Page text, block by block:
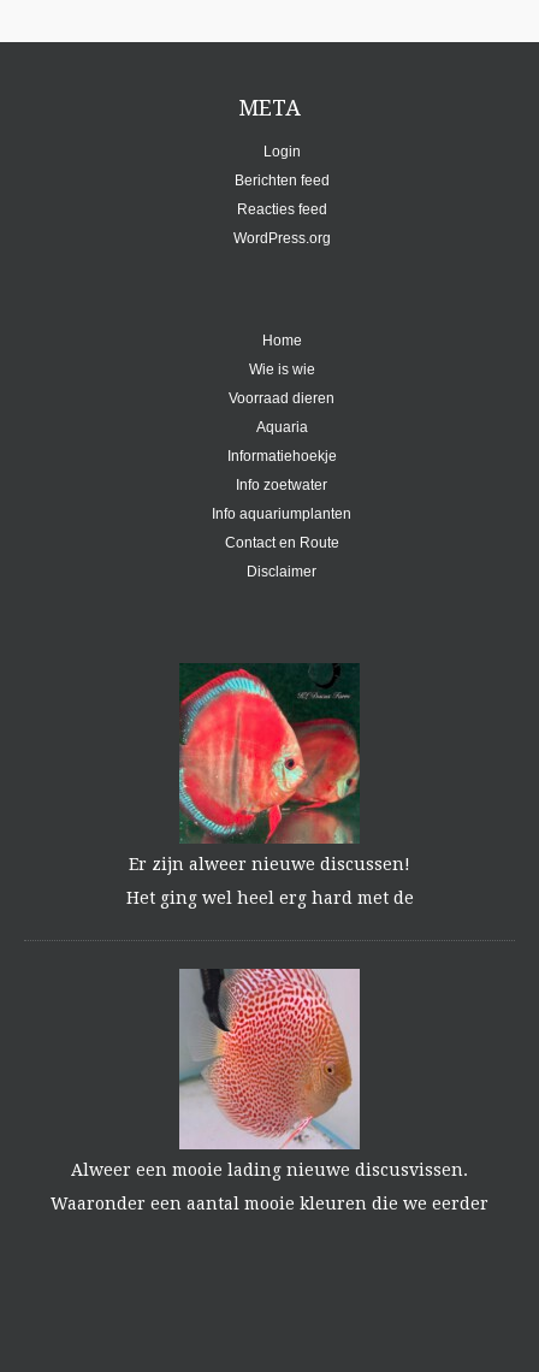
META
Login
Berichten feed
Reacties feed
WordPress.org
Home
Wie is wie
Voorraad dieren
Aquaria
Informatiehoekje
Info zoetwater
Info aquariumplanten
Contact en Route
Disclaimer
Er zijn alweer nieuwe discussen!
Het ging wel heel erg hard met de
Alweer een mooie lading nieuwe discusvissen.
Waaronder een aantal mooie kleuren die we eerder